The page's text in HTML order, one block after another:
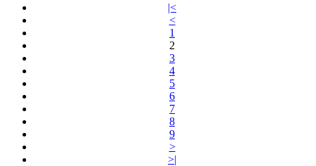
|<
<
1
2
3
4
5
6
7
8
9
>
>|